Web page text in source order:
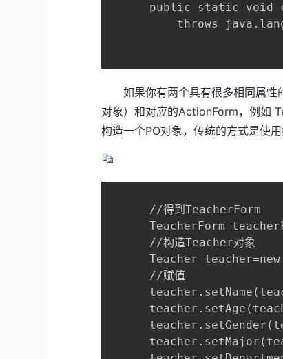
public static void
throws
如果你有两个具有很多相同属性
对象）和对应的ActionForm，例如
构造一个PO对象，传统的方式是使
      //得到TeacherForm
TeacherForm
      //构造Teacher对象
Teacher teacher=new
      //赋值